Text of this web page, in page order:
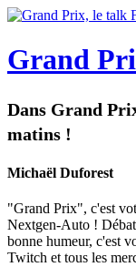
Grand
Dans Grand
matins !
Michaël Duforest
"Grand Prix", c'est
Nextgen-Auto !
bonne humeur, c'est
Twitch et tous les